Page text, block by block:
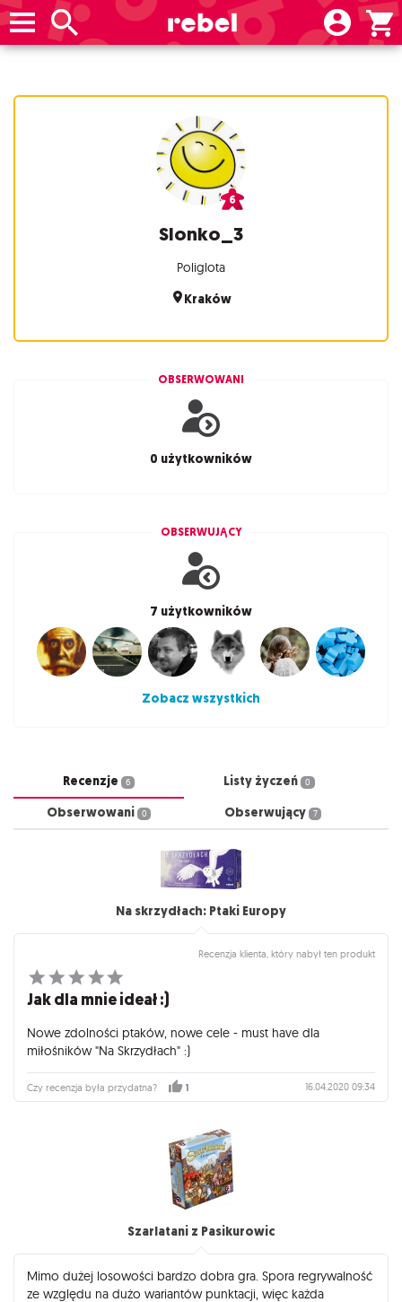
Slonko_3
Poliglota
Kraków
OBSERWOWANI
0 użytkowników
OBSERWUJĄCY
7 użytkowników
Zobacz wszystkich
Recenzje 6 Listy życzeń 0
Obserwowani 0 Obserwujący 7
Na skrzydłach: Ptaki Europy
Recenzja klienta, który nabył ten produkt
Jak dla mnie ideał :)
Nowe zdolności ptaków, nowe cele - must have dla
miłośników "Na Skrzydłach" :)
Czy recenzja była przydatna? 1 16.04.2020 09:34
Szarlatani z Pasikurowic
Mimo dużej losowości bardzo dobra gra. Spora regrywalność
ze względu na dużo wariantów punktacji, więc każda